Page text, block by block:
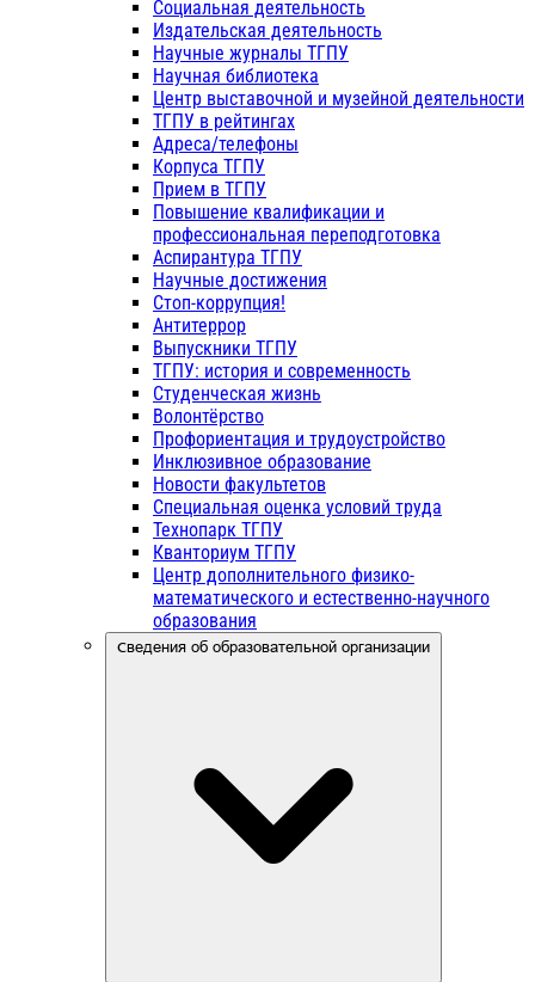
Социальная деятельность
Издательская деятельность
Научные журналы ТГПУ
Научная библиотека
Центр выставочной и музейной деятельности
ТГПУ в рейтингах
Адреса/телефоны
Корпуса ТГПУ
Прием в ТГПУ
Повышение квалификации и
профессиональная переподготовка
Аспирантура ТГПУ
Научные достижения
Стоп-коррупция!
Антитеррор
Выпускники ТГПУ
ТГПУ: история и современность
Студенческая жизнь
Волонтёрство
Профориентация и трудоустройство
Инклюзивное образование
Новости факультетов
Специальная оценка условий труда
Технопарк ТГПУ
Кванториум ТГПУ
Центр дополнительного физико-
математического и естественно-научного
образования
Сведения об образовательной организации